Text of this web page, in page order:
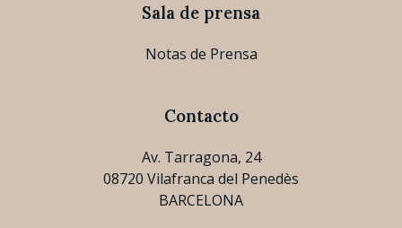
Sala de prensa
Notas de Prensa
Contacto
Av. Tarragona, 24
08720 Vilafranca del Penedès
BARCELONA